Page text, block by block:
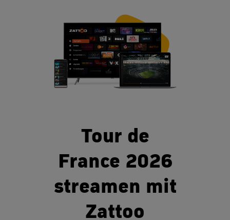
Tour de
France 2026
streamen mit
Zattoo